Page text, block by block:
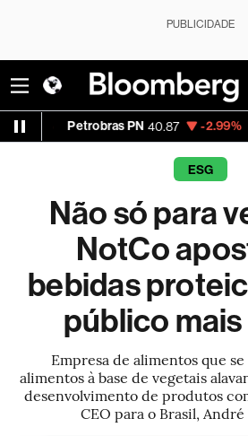
PUBLICIDADE
40.87 -2.99% Vale ON 74.97
ESG
Não só para
NotCo
bebidas
público
Empresa de alimentos que
alimentos à base de vegetais
desenvolvimento de produtos
CEO para o Brasil,